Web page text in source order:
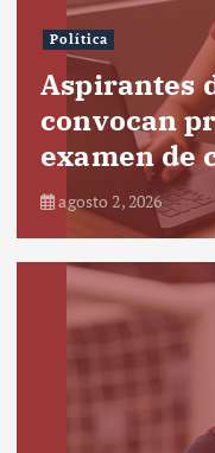
Política
Aspirantes
convocan
examen de
agosto 2, 2026